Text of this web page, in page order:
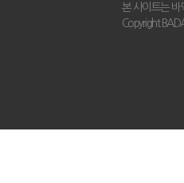
본 사이트는 바
Copyright